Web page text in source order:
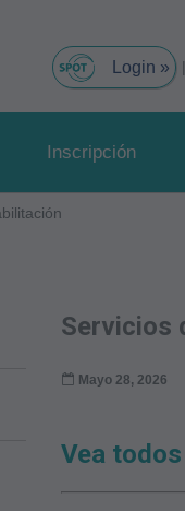
Inscripción
Servicios
Mayo 28, 2026
Vea